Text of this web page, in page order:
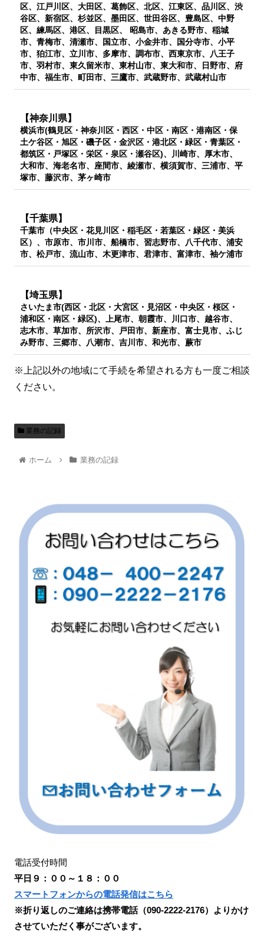
区、江戸川区、大田区、葛飾区、北区、江東区、品川区、渋
谷区、新宿区、杉並区、墨田区、世田谷区、豊島区、中野
区、練馬区、港区、目黒区、 昭島市、あきる野市、稲城
市、青梅市、清瀬市、国立市、小金井市、国分寺市、小平
市、狛江市、立川市、多摩市、調布市、西東京市、八王子
市、羽村市、東久留米市、東村山市、東大和市、日野市、府
中市、福生市、町田市、三鷹市、武蔵野市、武蔵村山市
【神奈川県】
横浜市(鶴見区・神奈川区・西区・中区・南区・港南区・保
土ケ谷区・旭区・磯子区・金沢区・港北区・緑区・青葉区・
都筑区・戸塚区・栄区・泉区・瀬谷区)、川崎市、厚木市、
大和市、海老名市、座間市、綾瀬市、横須賀市、三浦市、平
塚市、藤沢市、茅ヶ崎市
【千葉県】
千葉市（中央区・花見川区・稲毛区・若葉区・緑区・美浜
区）、市原市、市川市、船橋市、習志野市、八千代市、浦安
市、松戸市、流山市、木更津市、君津市、富津市、袖ケ浦市
【埼玉県】
さいたま市(西区・北区・大宮区・見沼区・中央区・桜区・
浦和区・南区・緑区)、上尾市、朝霞市、川口市、越谷市、
志木市、草加市、所沢市、戸田市、新座市、富士見市、ふじ
み野市、三郷市、八潮市、吉川市、和光市、蕨市
※上記以外の地域にて手続を希望される方も一度ご相談
ください。
業務の記録
ホーム 業務の記録
電話受付時間
平日９：００～１８：００
スマートフォンからの電話発信はこちら
※折り返しのご連絡は携帯電話（090-2222-2176）よりかけ
させていただく事がございます。